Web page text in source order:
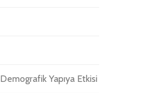
Yapıya Etkisi